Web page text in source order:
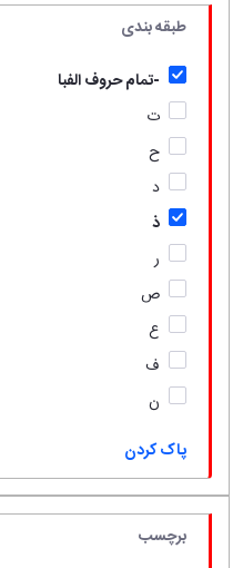
طبقه بندی
-تمام حروف الفبا
ت
ح
د
ذ
ر
ص
ع
ف
ن
پاک کردن
برچسب